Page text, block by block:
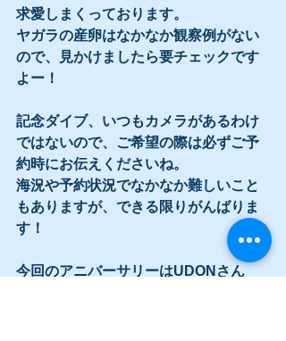
求愛しまくっております。
ヤガラの産卵はなかなか観察例がない
ので、見かけましたら要チェックです
よー！
記念ダイブ、いつもカメラがあるわけ
ではないので、ご希望の際は必ずご予
約時にお伝えくださいね。
海況や予約状況でなかなか難しいこと
もありますが、できる限りがんばりま
す！
今回のアニバーサリーはUDONさん